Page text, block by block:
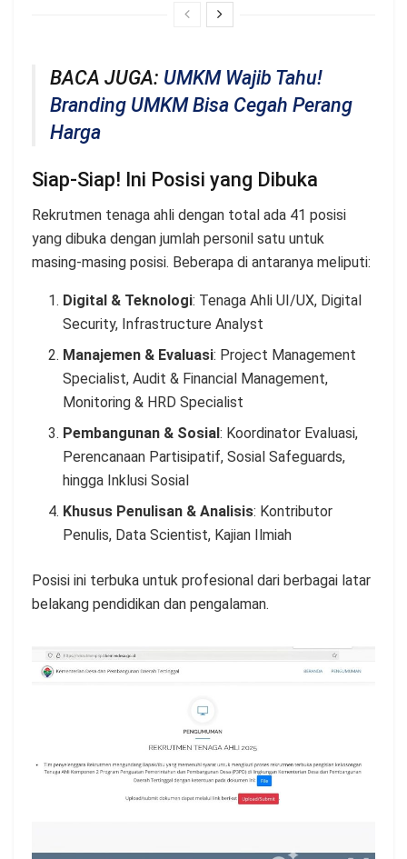
BACA JUGA: UMKM Wajib Tahu!
Branding UMKM Bisa Cegah Perang
Harga
Siap-Siap! Ini Posisi yang Dibuka
Rekrutmen tenaga ahli dengan total ada 41 posisi
yang dibuka dengan jumlah personil satu untuk
masing-masing posisi. Beberapa di antaranya meliputi:
Digital & Teknologi: Tenaga Ahli UI/UX, Digital
Security, Infrastructure Analyst
Manajemen & Evaluasi: Project Management
Specialist, Audit & Financial Management,
Monitoring & HRD Specialist
Pembangunan & Sosial: Koordinator Evaluasi,
Perencanaan Partisipatif, Sosial Safeguards,
hingga Inklusi Sosial
Khusus Penulisan & Analisis: Kontributor
Penulis, Data Scientist, Kajian Ilmiah
Posisi ini terbuka untuk profesional dari berbagai latar
belakang pendidikan dan pengalaman.